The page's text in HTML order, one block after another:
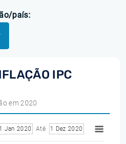
país:
IPC
em 2020
1 Jan 2020 Até 1 Dez 2020